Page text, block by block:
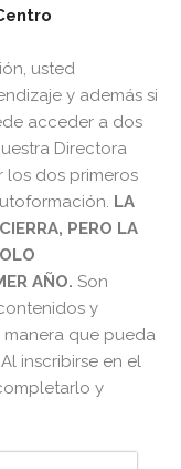
usted
y además si
acceder a dos
Directora
los dos primeros
LA
PERO LA
AÑO. Son
y
que pueda
inscribirse en el
y